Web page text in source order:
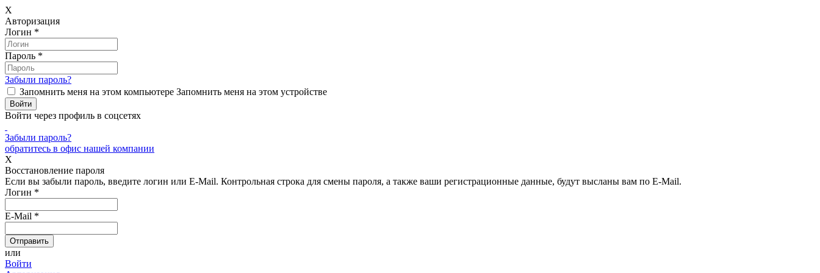
X
Авторизация
Логин *
Пароль *
Забыли пароль?
Запомнить меня на этом компьютере Запомнить меня на этом устройстве
Войти через профиль в соцсетях
Забыли пароль?
обратитесь в офис нашей компании
X
Восстановление пароля
Если вы забыли пароль, введите логин или E-Mail. Контрольная строка для смены пароля, а также ваши регистрационные данные, будут высланы вам по E-Mail.
Логин *
E-Mail *
или
Войти